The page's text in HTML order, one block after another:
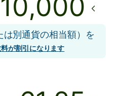
別通貨の相当額）を
が割引になります